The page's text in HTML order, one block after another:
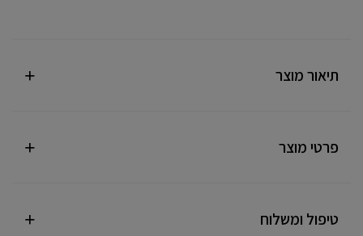
תיאור מוצר
פרטי מוצר
טיפול ומשלוח